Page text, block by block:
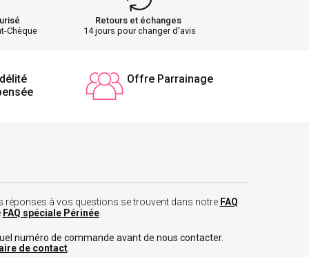
Chèque
Retours et échanges
14 jours pour changer d'avis
Offre Parrainage
réponses à vos questions se trouvent dans notre FAQ
FAQ spéciale Périnée.
numéro de commande avant de nous contacter.
de contact.